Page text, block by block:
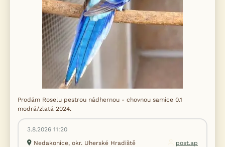
Prodám Roselu pestrou nádhernou - chovnou samice 0.1
modrá/zlatá 2024.
3.8.2026 11:20
Nedakonice, okr. Uherské Hradiště
post.ap